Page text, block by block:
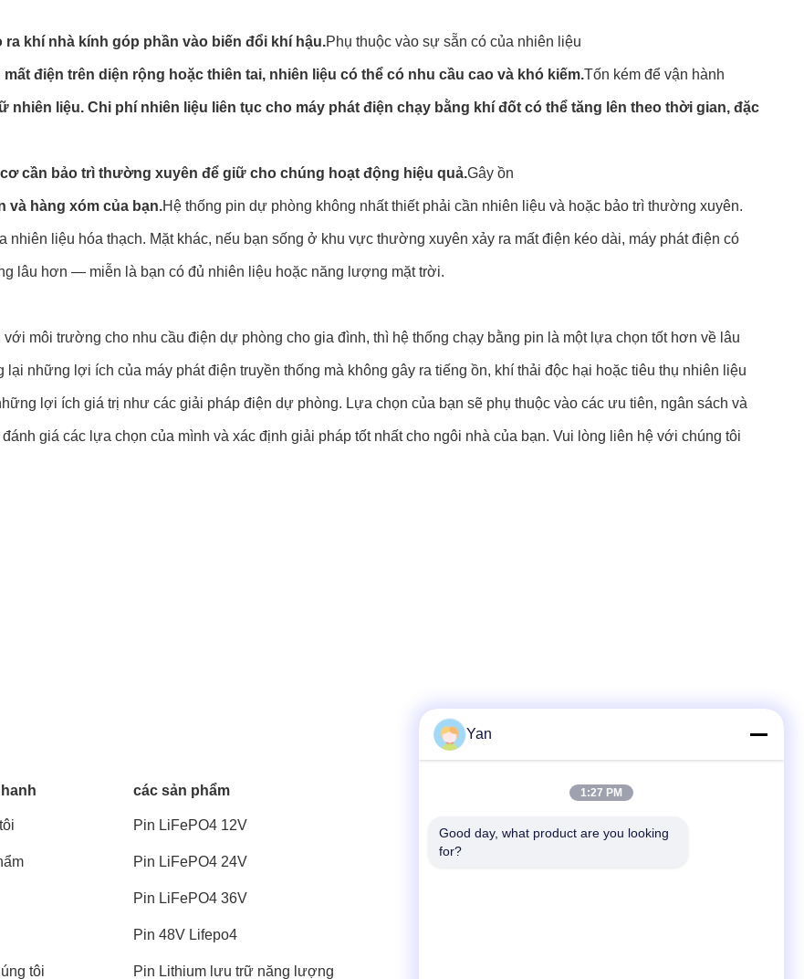
khí nhà kính góp phần vào biến đổi khí hậu.Phụ thuộc vào sự sẵn có của nhiên liệu
điện trên diện rộng hoặc thiên tai, nhiên liệu có thể có nhu cầu cao và khó kiếm.Tốn kém để vận hành
liệu. Chi phí nhiên liệu liên tục cho máy phát điện chạy bằng khí đốt có thể tăng lên theo thời gian, đặc
cần bảo trì thường xuyên để giữ cho chúng hoạt động hiệu quả.Gây ồn
và hàng xóm của bạn.Hệ thống pin dự phòng không nhất thiết phải cần nhiên liệu và hoặc bảo trì thường xuyên.
liệu hóa thạch. Mặt khác, nếu bạn sống ở khu vực thường xuyên xảy ra mất điện kéo dài, máy phát điện có
lâu hơn — miễn là bạn có đủ nhiên liệu hoặc năng lượng mặt trời.
môi trường cho nhu cầu điện dự phòng cho gia đình, thì hệ thống chạy bằng pin là một lựa chọn tốt hơn về lâu
những lợi ích của máy phát điện truyền thống mà không gây ra tiếng ồn, khí thải độc hại hoặc tiêu thụ nhiên liệu
lợi ích giá trị như các giải pháp điện dự phòng. Lựa chọn của bạn sẽ phụ thuộc vào các ưu tiên, ngân sách và
giá các lựa chọn của mình và xác định giải pháp tốt nhất cho ngôi nhà của bạn. Vui lòng liên hệ với chúng tôi
tôi
các sản phẩm
Pin LiFePO4 12V
Pin LiFePO4 24V
Pin LiFePO4 36V
Pin 48V Lifepo4
Pin Lithium lưu trữ năng lượng
ĐT:
Yan
1:27 PM
Good day, what product are you looking
for?